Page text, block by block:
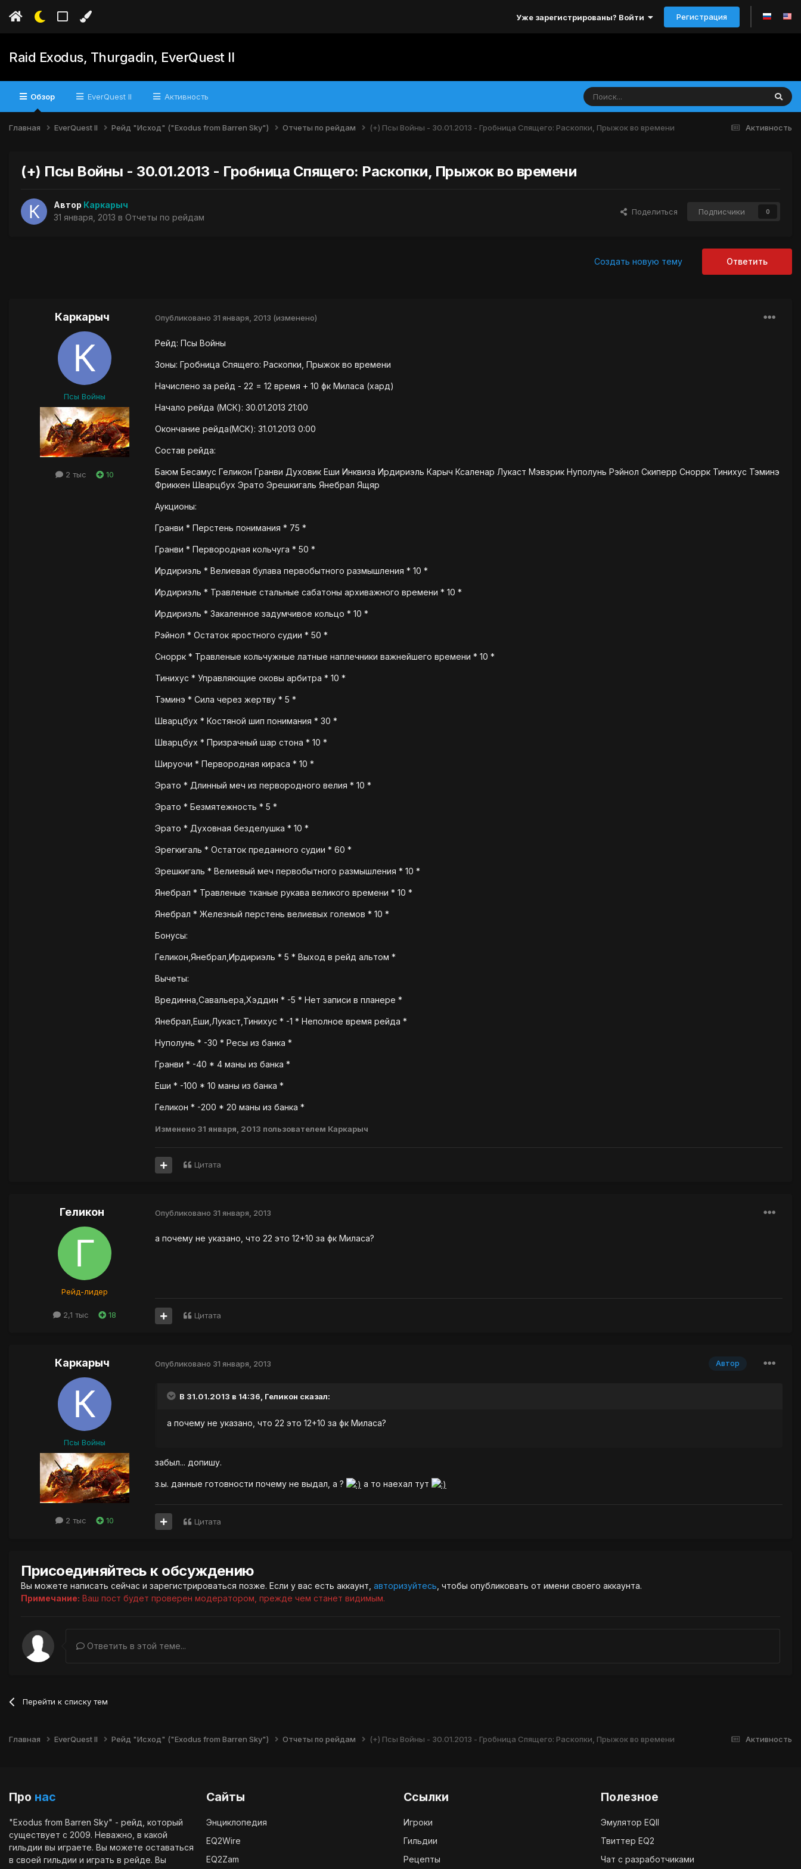
Уже зарегистрированы? Войти Регистрация
Raid Exodus, Thurgadin, EverQuest II
Обзор EverQuest II Активность
Активность
Главная EverQuest II Рейд "Исход" ("Exodus from Barren Sky") Отчеты по рейдам (+) Псы Войны - 30.01.2013 - Гробница Спящего: Раскопки, Прыжок во времени
(+) Псы Войны - 30.01.2013 - Гробница Спящего: Раскопки, Прыжок во времени
Автор Каркарыч
31 января, 2013 в Отчеты по рейдам
Поделиться Подписчики 0
Ответить
Создать новую тему
Каркарыч
Псы Войны
2 тыс 10
Опубликовано 31 января, 2013 (изменено)
Рейд: Псы Войны
Зоны: Гробница Спящего: Раскопки, Прыжок во времени
Начислено за рейд - 22 = 12 время + 10 фк Миласа (хард)
Начало рейда (МСК): 30.01.2013 21:00
Окончание рейда(МСК): 31.01.2013 0:00
Состав рейда:
Баюм Бесамус Геликон Гранви Духовик Еши Инквиза Ирдириэль Карыч Ксаленар Лукаст Мэвэрик Нуполунь Рэйнол Скиперр Сноррк Тинихус Тэминэ
Фриккен Шварцбух Эрато Эрешкигаль Янебрал Ящяр
Аукционы:
Гранви * Перстень понимания * 75 *
Гранви * Первородная кольчуга * 50 *
Ирдириэль * Велиевая булава первобытного размышления * 10 *
Ирдириэль * Травленые стальные сабатоны архиважного времени * 10 *
Ирдириэль * Закаленное задумчивое кольцо * 10 *
Рэйнол * Остаток яростного судии * 50 *
Сноррк * Травленые кольчужные латные наплечники важнейшего времени * 10 *
Тинихус * Управляющие оковы арбитра * 10 *
Тэминэ * Сила через жертву * 5 *
Шварцбух * Костяной шип понимания * 30 *
Шварцбух * Призрачный шар стона * 10 *
Шируочи * Первородная кираса * 10 *
Эрато * Длинный меч из первородного велия * 10 *
Эрато * Безмятежность * 5 *
Эрато * Духовная безделушка * 10 *
Эрегкигаль * Остаток преданного судии * 60 *
Эрешкигаль * Велиевый меч первобытного размышления * 10 *
Янебрал * Травленые тканые рукава великого времени * 10 *
Янебрал * Железный перстень велиевых големов * 10 *
Бонусы:
Геликон,Янебрал,Ирдириэль * 5 * Выход в рейд альтом *
Вычеты:
Врединна,Савальера,Хэддин * -5 * Нет записи в планере *
Янебрал,Еши,Лукаст,Тинихус * -1 * Неполное время рейда *
Нуполунь * -30 * Ресы из банка *
Гранви * -40 * 4 маны из банка *
Еши * -100 * 10 маны из банка *
Геликон * -200 * 20 маны из банка *
Изменено 31 января, 2013 пользователем Каркарыч
Цитата
Геликон
Рейд-лидер
2,1 тыс 18
Опубликовано 31 января, 2013
а почему не указано, что 22 это 12+10 за фк Миласа?
Цитата
Каркарыч
Псы Войны
2 тыс 10
Автор
Опубликовано 31 января, 2013
В 31.01.2013 в 14:36, Геликон сказал:
а почему не указано, что 22 это 12+10 за фк Миласа?
забыл... допишу.
з.ы. данные готовности почему не выдал, а ? а то наехал тут
Цитата
Присоединяйтесь к обсуждению
Вы можете написать сейчас и зарегистрироваться позже. Если у вас есть аккаунт, авторизуйтесь , чтобы опубликовать от имени своего аккаунта.
Примечание: Ваш пост будет проверен модератором, прежде чем станет видимым.
Ответить в этой теме...
Перейти к списку тем
Активность
Главная EverQuest II Рейд "Исход" ("Exodus from Barren Sky") Отчеты по рейдам (+) Псы Войны - 30.01.2013 - Гробница Спящего: Раскопки, Прыжок во времени
Про нас
"Exodus from Barren Sky" - рейд, который
существует с 2009. Неважно, в какой
гильдии вы играете. Вы можете оставаться
в своей гильдии и играть в рейде. Вы
Сайты
Энциклопедия
EQ2Wire
EQ2Zam
Ссылки
Игроки
Гильдии
Рецепты
Полезное
Эмулятор EQII
Твиттер EQ2
Чат с разработчиками